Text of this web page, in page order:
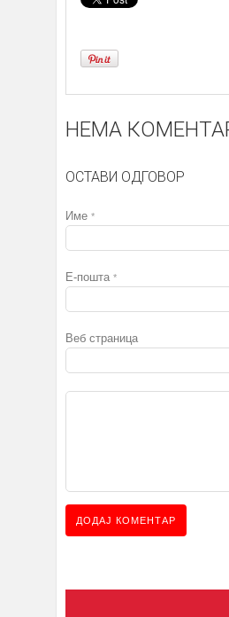
НЕМА
ОСТАВИ ОДГОВОР
Име *
Е-пошта *
Веб страница